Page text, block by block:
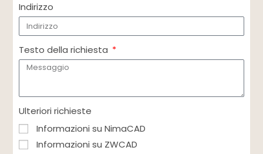
Indirizzo
Testo della richiesta
Ulteriori richieste
Informazioni su NimaCAD
Informazioni su ZWCAD